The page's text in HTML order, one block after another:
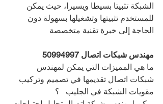
الشبكة تثبيتا بسيطا ويسيرا، حيث يمكن
للمستخدم تثبيتها وتشغيلها بسهولة دون
الحاجة إلى خبرة تقنية متخصصة
مهندس شبكات اتصال 50994997
ما هي المميزات التي يمكن لمهندس
شبكات اتصال تقديمها في تصميم وتركيب
مقويات الشبكة في الجليب   ؟